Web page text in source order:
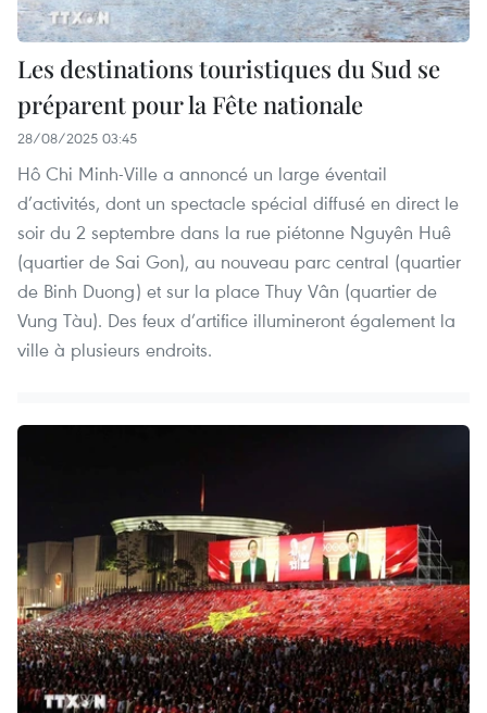
Les destinations touristiques du Sud se
préparent pour la Fête nationale
28/08/2025 03:45
Hô Chi Minh-Ville a annoncé un large éventail
d’activités, dont un spectacle spécial diffusé en direct le
soir du 2 septembre dans la rue piétonne Nguyên Huê
(quartier de Sai Gon), au nouveau parc central (quartier
de Binh Duong) et sur la place Thuy Vân (quartier de
Vung Tàu). Des feux d’artifice illumineront également la
ville à plusieurs endroits.